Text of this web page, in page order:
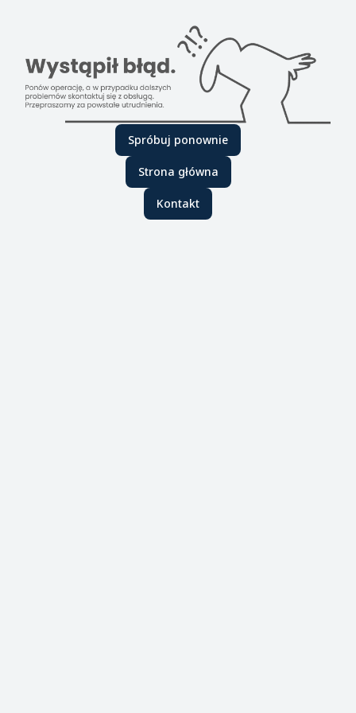
Spróbuj ponownie
Strona główna
Kontakt